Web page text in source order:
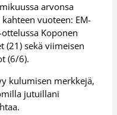
arvonsa
vuoteen: EM-
Koponen
(21) sekä viimeisen
(6/6).
kulumisen merkkejä,
jutuillani